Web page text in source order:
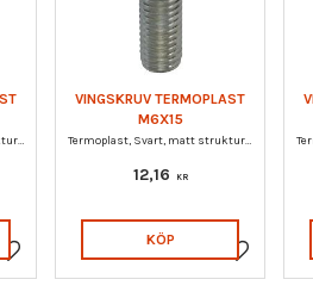
Termoplast, Svart, matt struktur, Gängad tapp i stål, elförzinkad
Lägg till i favoriter
VINGSKRUV TERMOPLAST
M6X15
12,16 KR
Lägg till i
KÖP